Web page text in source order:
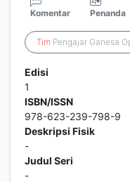
Komentar Penanda
Tim Pengajar Ganesa
Edisi
1
ISBN/ISSN
978-623-239-798-9
Deskripsi Fisik
-
Judul Seri
-